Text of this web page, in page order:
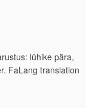
lühike pära,
FaLang translation